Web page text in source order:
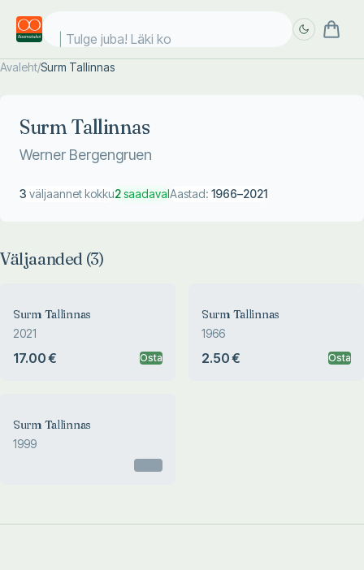
Tulge juba! Läki koo
Avaleht/Surm Tallinnas
Surm Tallinnas
Werner Bergengruen
3 väljaannet kokku2saadavalAastad: 1966–2021
Väljaanded (3)
Surm Tallinnas
2021
17.00 € Osta
Surm Tallinnas
1966
2.50 € Osta
Surm Tallinnas
1999